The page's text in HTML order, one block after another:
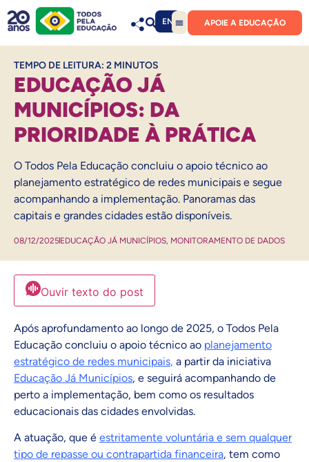
EN APOIE A EDUCAÇÃO
TEMPO DE LEITURA: 2 MINUTOS
EDUCAÇÃO JÁ
MUNICÍPIOS: DA
PRIORIDADE À PRÁTICA
O Todos Pela Educação concluiu o apoio técnico ao
planejamento estratégico de redes municipais e segue
acompanhando a implementação. Panoramas das
capitais e grandes cidades estão disponíveis.
08/12/2025EDUCAÇÃO JÁ MUNICÍPIOS, MONITORAMENTO DE DADOS
Ouvir texto do post
Após aprofundamento ao longo de 2025, o Todos Pela
Educação concluiu o apoio técnico ao planejamento
estratégico de redes municipais, a partir da iniciativa
Educação Já Municípios, e seguirá acompanhando de
perto a implementação, bem como os resultados
educacionais das cidades envolvidas.
A atuação, que é estritamente voluntária e sem qualquer
tipo de repasse ou contrapartida financeira, tem como